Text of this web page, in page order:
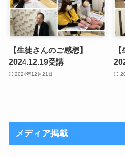
【生徒さんのご感想】
2024.12.19受講
2024年12月21日
メディア掲載